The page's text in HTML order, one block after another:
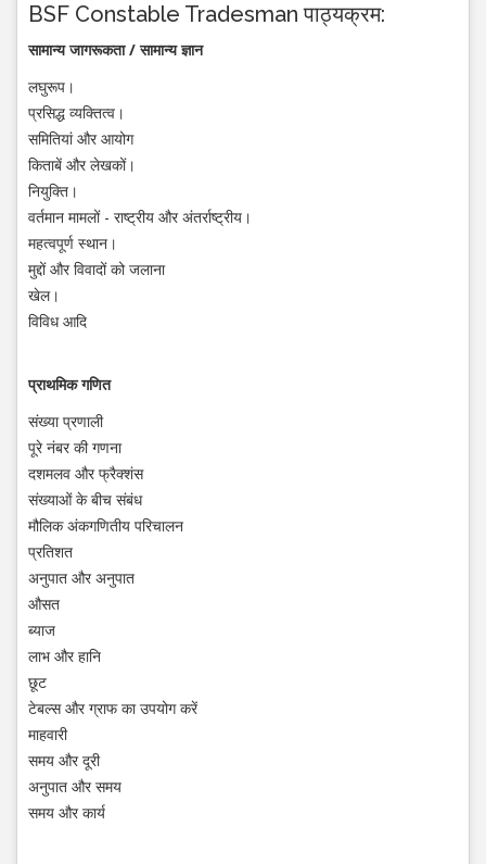
BSF Constable Tradesman पाठ्यक्रम:
सामान्य जागरूकता / सामान्य ज्ञान
लघुरूप।
प्रसिद्ध व्यक्तित्व।
समितियां और आयोग
किताबें और लेखकों।
नियुक्ति।
वर्तमान मामलों - राष्ट्रीय और अंतर्राष्ट्रीय।
महत्वपूर्ण स्थान।
मुद्दों और विवादों को जलाना
खेल।
विविध आदि
प्राथमिक गणित
संख्या प्रणाली
पूरे नंबर की गणना
दशमलव और फ्रैक्शंस
संख्याओं के बीच संबंध
मौलिक अंकगणितीय परिचालन
प्रतिशत
अनुपात और अनुपात
औसत
ब्याज
लाभ और हानि
छूट
टेबल्स और ग्राफ का उपयोग करें
माहवारी
समय और दूरी
अनुपात और समय
समय और कार्य